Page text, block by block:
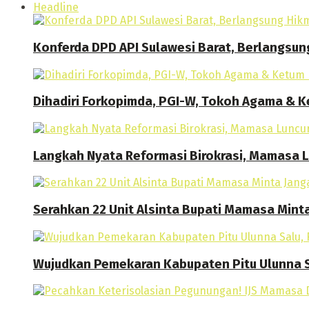
Headline
Konferda DPD API Sulawesi Barat,
Dihadiri Forkopimda, PGI-W, Tokoh Agama &
Langkah Nyata Reformasi Birokrasi, Mamasa
Serahkan 22 Unit Alsinta Bupati Mamasa
Wujudkan Pemekaran Kabupaten Pitu